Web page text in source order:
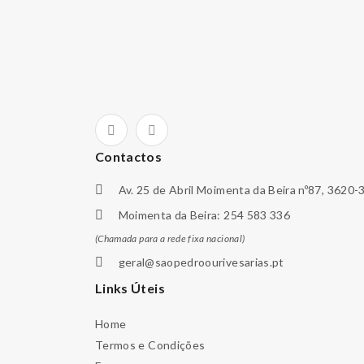
Contactos
Av. 25 de Abril Moimenta da Beira nº87, 3620-
Moimenta da Beira: 254 583 336
(Chamada para a rede fixa nacional)
geral@saopedroourivesarias.pt
Links Úteis
Home
Termos e Condições